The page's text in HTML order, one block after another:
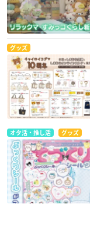
グッズ
オタ活・推し活 グッズ